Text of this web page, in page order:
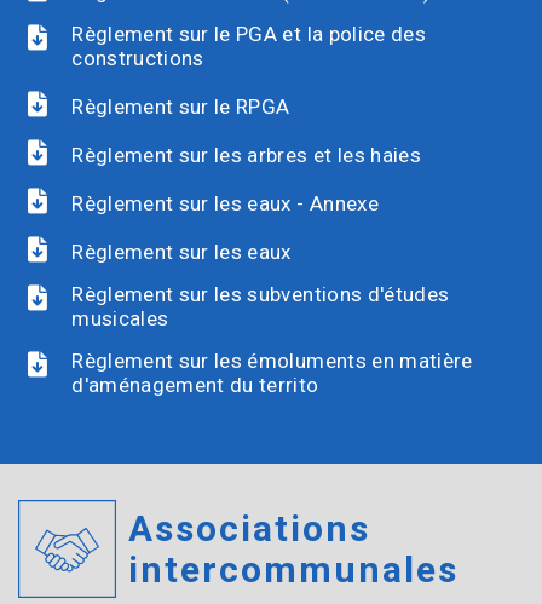
Règlement sur le PGA et la police des
constructions
Règlement sur le RPGA
Règlement sur les arbres et les haies
Règlement sur les eaux - Annexe
Règlement sur les eaux
Règlement sur les subventions d'études
musicales
Règlement sur les émoluments en matière
d'aménagement du territo
Associations
intercommunales